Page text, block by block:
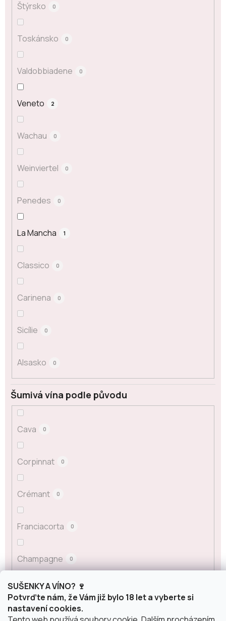
SUŠENKY A VÍNO? 🍷
Potvrďte nám, že Vám již bylo 18 let a vyberte si
nastavení cookies.
Štýrsko 0
Toskánsko 0
Valdobbiadene 0
Veneto 2
Wachau 0
Weinviertel 0
Penedes 0
La Mancha 1
Classico 0
Carinena 0
Sicílie 0
Alsasko 0
Šumivá vína podle původu
Cava 0
Corpinnat 0
Crémant 0
Franciacorta 0
Champagne 0
Prosecco 0